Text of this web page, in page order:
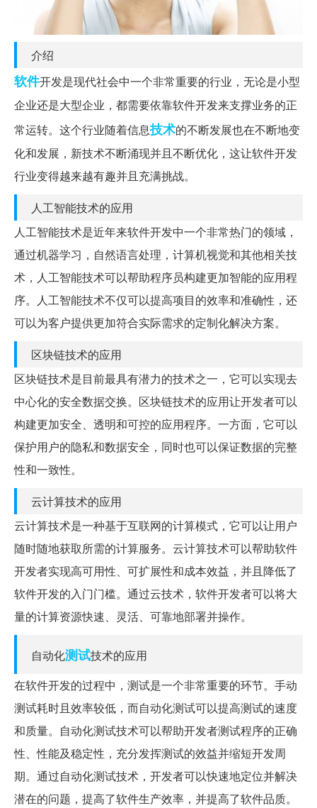
介绍
软件开发是现代社会中一个非常重要的行业，无论是小型
企业还是大型企业，都需要依靠软件开发来支撑业务的正
常运转。这个行业随着信息技术的不断发展也在不断地变
化和发展，新技术不断涌现并且不断优化，这让软件开发
行业变得越来越有趣并且充满挑战。
人工智能技术的应用
人工智能技术是近年来软件开发中一个非常热门的领域，
通过机器学习，自然语言处理，计算机视觉和其他相关技
术，人工智能技术可以帮助程序员构建更加智能的应用程
序。人工智能技术不仅可以提高项目的效率和准确性，还
可以为客户提供更加符合实际需求的定制化解决方案。
区块链技术的应用
区块链技术是目前最具有潜力的技术之一，它可以实现去
中心化的安全数据交换。区块链技术的应用让开发者可以
构建更加安全、透明和可控的应用程序。一方面，它可以
保护用户的隐私和数据安全，同时也可以保证数据的完整
性和一致性。
云计算技术的应用
云计算技术是一种基于互联网的计算模式，它可以让用户
随时随地获取所需的计算服务。云计算技术可以帮助软件
开发者实现高可用性、可扩展性和成本效益，并且降低了
软件开发的入门门槛。通过云技术，软件开发者可以将大
量的计算资源快速、灵活、可靠地部署并操作。
自动化测试技术的应用
在软件开发的过程中，测试是一个非常重要的环节。手动
测试耗时且效率较低，而自动化测试可以提高测试的速度
和质量。自动化测试技术可以帮助开发者测试程序的正确
性、性能及稳定性，充分发挥测试的效益并缩短开发周
期。通过自动化测试技术，开发者可以快速地定位并解决
潜在的问题，提高了软件生产效率，并提高了软件品质。